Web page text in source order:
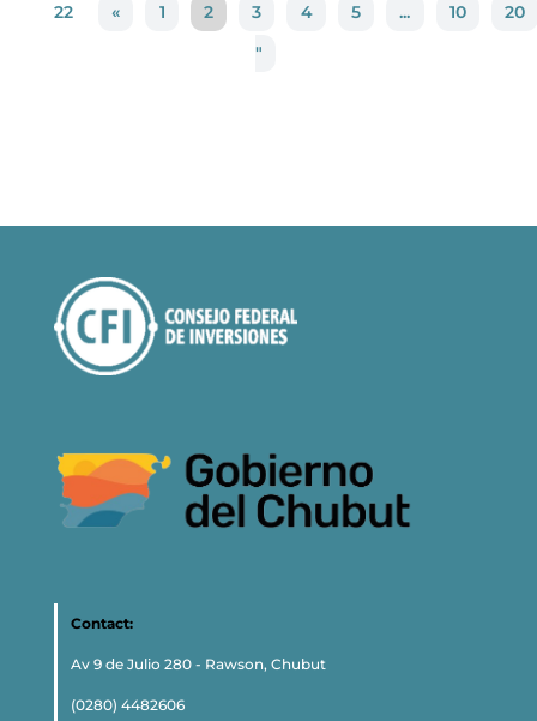
22
« 1 2 3 4 5 ... 10
20
"
Contact:
Av 9 de Julio 280 - Rawson, Chubut
(0280) 4482606